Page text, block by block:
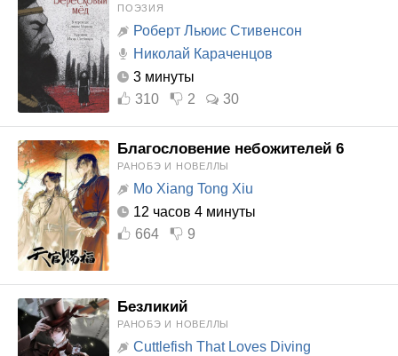
ПОЭЗИЯ
Роберт Льюис Стивенсон
Николай Караченцов
3 минуты
310
2 30
Благословение небожителей 6
РАНОБЭ И НОВЕЛЛЫ
Mo Xiang Tong Xiu
12 часов 4 минуты
664
9
Безликий
РАНОБЭ И НОВЕЛЛЫ
Cuttlefish That Loves Diving